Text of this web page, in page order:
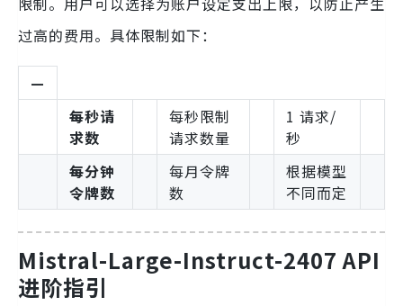
过高的费用。具体限制如下：
—
每秒请
求数
每秒限制
请求数量
1 请求/
秒
每分钟
令牌数
每月令牌
数
根据模型
不同而定
Mistral-Large-Instruct-2407 API
进阶指引